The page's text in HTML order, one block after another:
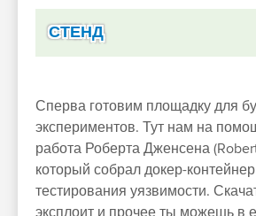
СТЕНД
Сперва готовим площадку для
экспериментов. Тут нам на
работа Роберта Дженсена
который собрал докер-
тестирования уязвимости.